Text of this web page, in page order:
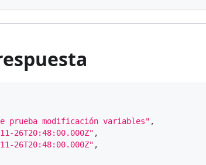
prueba modificación variables" ,
26T20:48:00.000Z" ,
26T20:48:00.000Z" ,